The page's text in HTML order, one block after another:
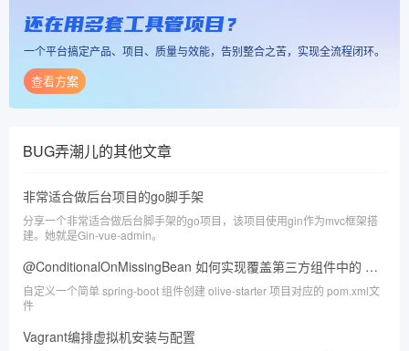
还在用多套工具管项目？
一个平台搞定产品、项目、质量与效能，告别整合之苦，实现全流程闭环。
查看方案
BUG弄潮儿的其他文章
非常适合做后台项目的go脚手架
分享一个非常适合做后台脚手架的go项目，该项目使用gin作为mvc框架搭
建。她就是Gin-vue-admin。
@ConditionalOnMissingBean 如何实现覆盖第三方组件中的 Bean
自定义一个简单 spring-boot 组件创建 olive-starter 项目对应的 pom.xml文
件
Vagrant编排虚拟机安装与配置